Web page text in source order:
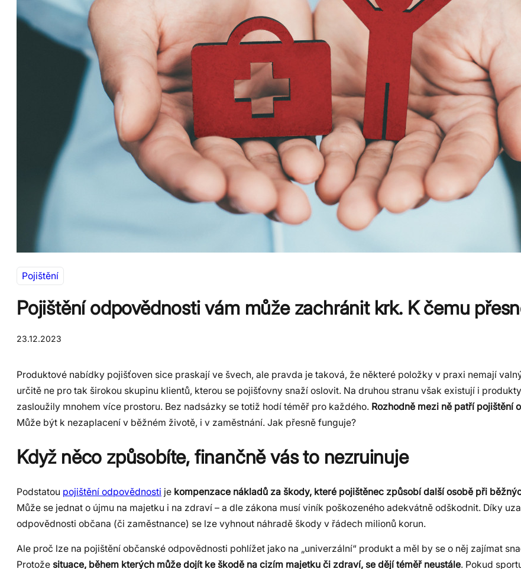
Pojištění
Pojištění odpovědnosti vám může zachránit krk. K čemu
23.12.2023
Produktové nabídky pojišťoven sice praskají ve švech, ale pravda je taková, že některé položky v praxi nemají
určitě ne pro tak širokou skupinu klientů, kterou se pojišťovny snaží oslovit. Na druhou stranu však existují i
zasloužily mnohem více prostoru. Bez nadsázky se totiž hodí téměř pro každého. Rozhodně mezi ně patří pojištění
Může být k nezaplacení v běžném životě, i v zaměstnání. Jak přesně funguje?
Když něco způsobíte, finančně vás to nezruinuje
Podstatou pojištění odpovědnosti je kompenzace nákladů za škody, které pojištěnec způsobí další osobě při
Může se jednat o újmu na majetku i na zdraví – a dle zákona musí viník poškozeného adekvátně odškodnit. Díky
odpovědnosti občana (či zaměstnance) se lze vyhnout náhradě škody v řádech milionů korun.
Ale proč lze na pojištění občanské odpovědnosti pohlížet jako na „univerzální“ produkt a měl by se o něj zajímat
Protože situace, během kterých může dojít ke škodě na cizím majetku či zdraví, se dějí téměř neustále. Pokud